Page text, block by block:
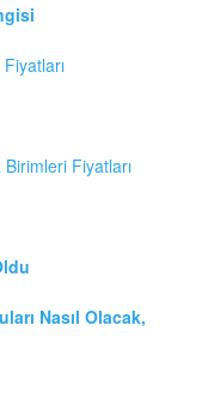
Fiyatları
Nasıl Olacak,